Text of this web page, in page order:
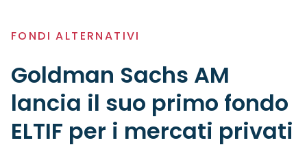
FONDI ALTERNATIVI
Goldman Sachs AM
lancia il suo primo fondo
ELTIF per i mercati privati